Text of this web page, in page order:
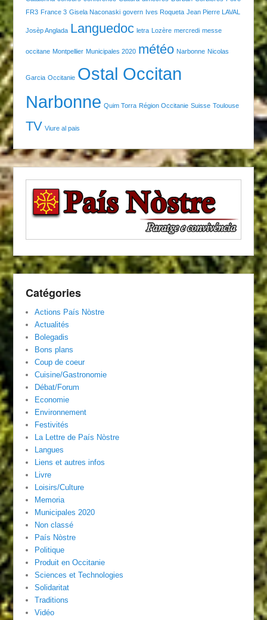
FR3 France 3 Gisela Naconaski govern Ives Roqueta Jean Pierre LAVAL
Josèp Anglada Languedoc letra Lozère mercredi messe
occitane Montpellier Municipales 2020 météo Narbonne Nicolas
Garcia Occitanie Ostal Occitan
Narbonne Quim Torra Région Occitanie Suisse Toulouse
TV Viure al pais
Catégories
Actions País Nòstre
Actualités
Bolegadis
Bons plans
Coup de coeur
Cuisine/Gastronomie
Débat/Forum
Economie
Environnement
Festivités
La Lettre de País Nòstre
Langues
Liens et autres infos
Livre
Loisirs/Culture
Memoria
Municipales 2020
Non classé
País Nòstre
Politique
Produit en Occitanie
Sciences et Technologies
Solidaritat
Traditions
Vidéo